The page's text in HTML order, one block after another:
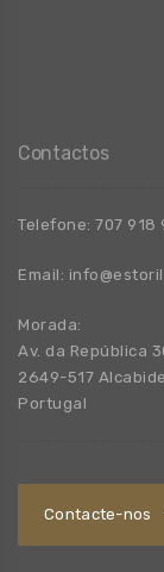
Contactos
Telefone: 707 918
Email:
Morada:
Av. da República
2649-517
Portugal
Contacte-nos